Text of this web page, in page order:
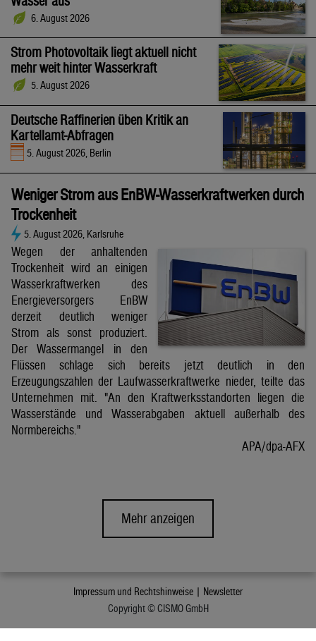
6. August 2026
Strom Photovoltaik liegt aktuell nicht
mehr weit hinter Wasserkraft
5. August 2026
Deutsche Raffinerien üben Kritik an
Kartellamt-Abfragen
5. August 2026, Berlin
Weniger Strom aus EnBW-Wasserkraftwerken durch
Trockenheit
5. August 2026, Karlsruhe
Wegen der anhaltenden
Trockenheit wird an einigen
Wasserkraftwerken des
Energieversorgers EnBW
derzeit deutlich weniger
Strom als sonst produziert.
Der Wassermangel in den
Flüssen schlage sich bereits jetzt deutlich in den
Erzeugungszahlen der Laufwasserkraftwerke nieder, teilte das
Unternehmen mit. "An den Kraftwerksstandorten liegen die
Wasserstände und Wasserabgaben aktuell außerhalb des
Normbereichs."
APA/dpa-AFX
Mehr anzeigen
Impressum und Rechtshinweise | Newsletter
Copyright © CISMO GmbH